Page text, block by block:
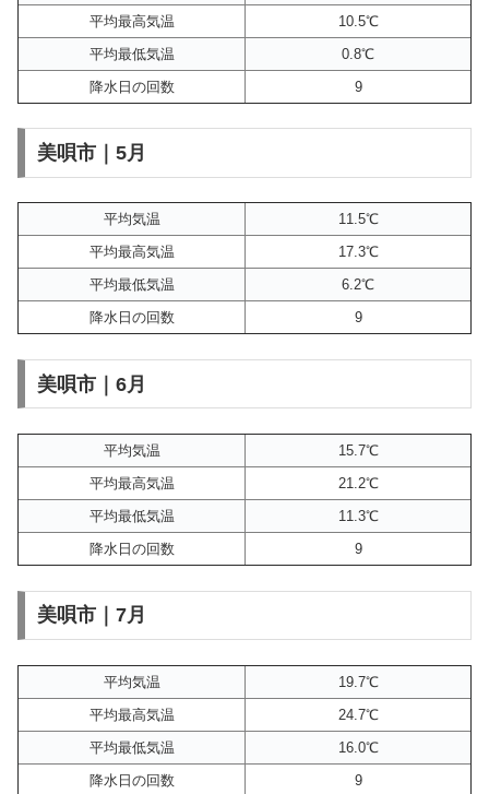
平均最高気温
10.5℃
平均最低気温
0.8℃
降水日の回数
9
美唄市｜5月
平均気温
11.5℃
平均最高気温
17.3℃
平均最低気温
6.2℃
降水日の回数
9
美唄市｜6月
平均気温
15.7℃
平均最高気温
21.2℃
平均最低気温
11.3℃
降水日の回数
9
美唄市｜7月
平均気温
19.7℃
平均最高気温
24.7℃
平均最低気温
16.0℃
降水日の回数
9